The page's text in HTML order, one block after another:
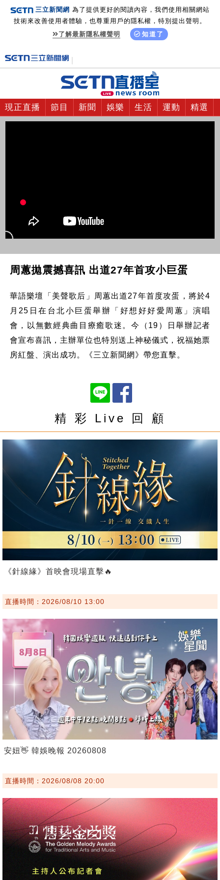
三立新聞網 為了提供更好的閱讀內容，我們使用相關網站
技術來改善使用者體驗，也尊重用戶的隱私權，特別提出聲明。
了解最新隱私權聲明
知道了
現正直播 節目 新聞 娛樂 生活 運動 精選
周蕙拋震撼喜訊 出道27年首攻小巨蛋
華語樂壇「美聲歌后」周蕙出道27年首度攻蛋，將於4
月25日在台北小巨蛋舉辦「好想好好愛周蕙」演唱
會，以無數經典曲目療癒歌迷。今（19）日舉辦記者
會宣布喜訊，主辦單位也特別送上神秘儀式，祝福她票
房紅盤、演出成功。《三立新聞網》帶您直擊。
精 彩 Live 回 顧
《針線緣》首映會現場直擊🔥
直播時間：2026/08/10 13:00
安妞👋 韓娛晚報 20260808
直播時間：2026/08/08 20:00